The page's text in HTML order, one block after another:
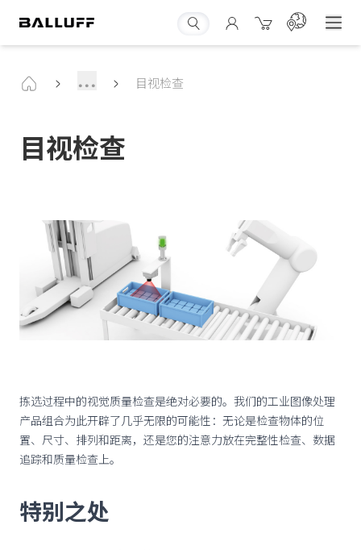
... 目视检查
目视检查
拣选过程中的视觉质量检查是绝对必要的。我们的工业图像处理
产品组合为此开辟了几乎无限的可能性：无论是检查物体的位
置、尺寸、排列和距离，还是您的注意力放在完整性检查、数据
追踪和质量检查上。
特别之处